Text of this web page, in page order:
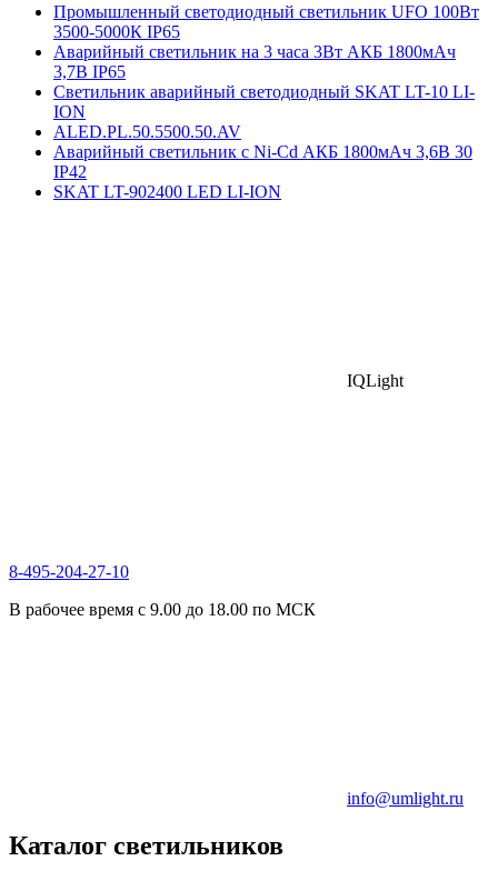
Промышленный светодиодный светильник UFO 100Вт
3500-5000К IP65
Аварийный светильник на 3 часа 3Вт АКБ 1800мАч
3,7В IP65
Светильник аварийный светодиодный SKAT LT-10 LI-
ION
ALED.PL.50.5500.50.AV
Аварийный светильник с Ni-Cd АКБ 1800мАч 3,6В 30
IP42
SKAT LT-902400 LED LI-ION
IQLight
8-495-204-27-10
В рабочее время с 9.00 до 18.00 по МСК
info@umlight.ru
Каталог светильников